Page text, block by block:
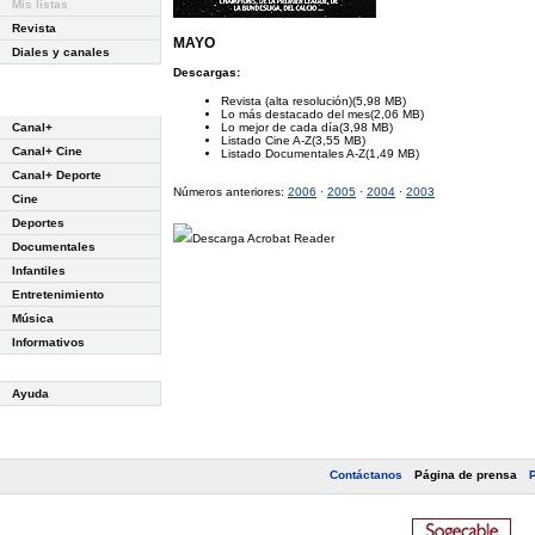
Mis listas
Revista
Diales y canales
Canal+
Canal+ Cine
Canal+ Deporte
Cine
Deportes
Documentales
Infantiles
Entretenimiento
Música
Informativos
Ayuda
MAYO
Descargas:
Revista (alta resolución)(5,98 MB)
Lo más destacado del mes(2,06 MB)
Lo mejor de cada día(3,98 MB)
Listado Cine A-Z(3,55 MB)
Listado Documentales A-Z(1,49 MB)
Números anteriores: 2006 · 2005 · 2004 · 2003
Descarga Acrobat Reader
Contáctanos Página de prensa